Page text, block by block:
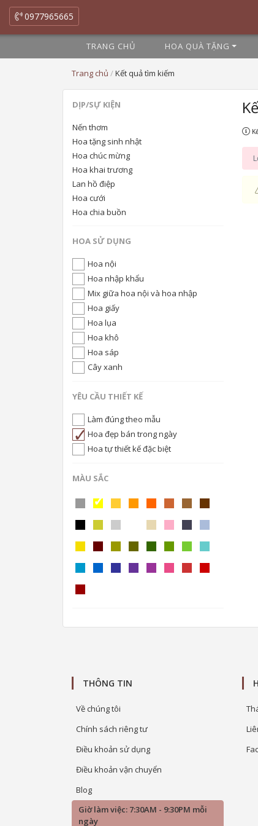
0977965665
TRANG CHỦ HOA QUÀ TẶNG
Trang chủ /Kết quả tìm kiếm
DỊP/SỰ KIỆN
Nến thơm
Hoa tặng sinh nhật
Hoa chúc mừng
Hoa khai trương
Lan hồ điệp
Hoa cưới
Hoa chia buồn
HOA SỬ DỤNG
Hoa nội
Hoa nhập khẩu
Mix giữa hoa nội và hoa nhập
Hoa giấy
Hoa lụa
Hoa khô
Hoa sáp
Cây xanh
YÊU CẦU THIẾT KẾ
Làm đúng theo mẫu
Hoa đẹp bán trong ngày
Hoa tự thiết kế đặc biệt
MÀU SẮC
THÔNG TIN
Về chúng tôi
Chính sách riêng tư
Điều khoản sử dụng
Điều khoản vận chuyển
Blog
Giờ làm việc: 7:30AM - 9:30PM mỗi
ngày